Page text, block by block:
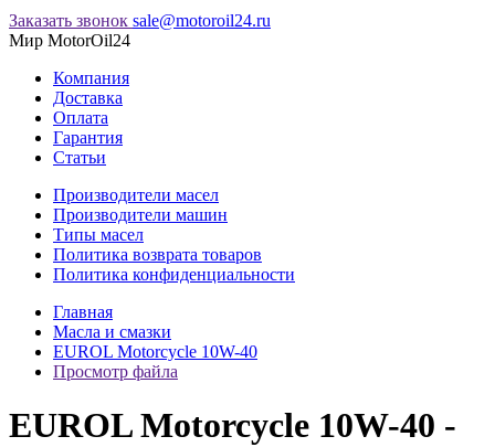
Заказать звонок sale@motoroil24.ru
Мир MotorOil24
Компания
Доставка
Оплата
Гарантия
Статьи
Производители масел
Производители машин
Типы масел
Политика возврата товаров
Политика конфиденциальности
Главная
Масла и смазки
EUROL Motorcycle 10W-40
Просмотр файла
EUROL Motorcycle 10W-40 -